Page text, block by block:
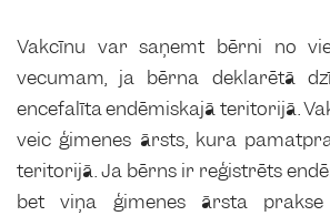
Vakcīnu var saņemt bērni no
vecumam, ja bērna deklarētā
encefalīta endēmiskajā teritorijā.
veic ģimenes ārsts, kura
teritorijā. Ja bērns ir reģistrēts
bet viņa ģimenes ārsta